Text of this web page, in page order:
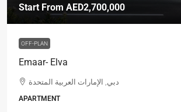
Start From AED2,700,000
OFF-PLAN
Emaar- Elva
دبي, الإمارات العربية المتحدة
APARTMENT